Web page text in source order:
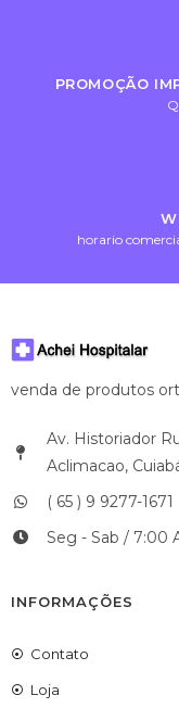
PROMOÇÃO
horario
venda de produtos
Av. Historiador
Aclimacao,
( 65 ) 9 9277-1671
Seg - Sab / 7:00
INFORMAÇÕES
Contato
Loja